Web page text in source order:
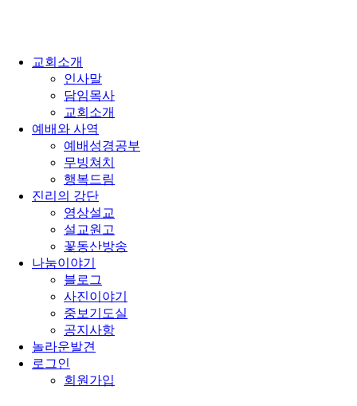
교회소개
인사말
담임목사
교회소개
예배와 사역
예배성경공부
무빙쳐치
행복드림
진리의 강단
영상설교
설교원고
꽃동산방송
나눔이야기
블로그
사진이야기
중보기도실
공지사항
놀라운발견
로그인
회원가입